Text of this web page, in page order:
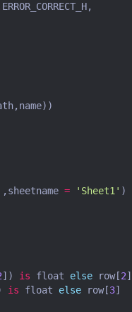
ERROR_CORRECT_H,
,name))
,sheetname = 'Sheet1' )
]) is float else row[2]
is float else row[3]